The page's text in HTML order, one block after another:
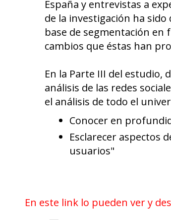
España y entrevistas a
de la investigación ha
base de segmentación en
cambios que éstas han
En la Parte III del estudio,
análisis de las redes
el análisis de todo el
Conocer en
Esclarecer aspectos
usuarios"
En este link lo pueden ver y